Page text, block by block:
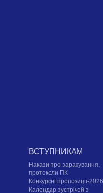
ВСТУПНИКАМ
Накази про зарахування,
протоколи ПК
Конкурсні пропозиції-2026
Календар зустрічей з